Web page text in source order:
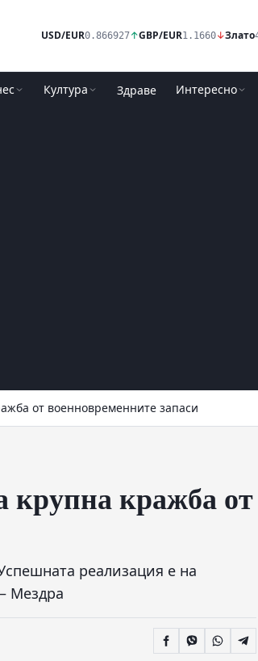
USD/EUR0.866927↑GBP/EUR1.1660↓Злато
Култура Здраве Интересно
от военновременните запаси
крупна кражба от
реализация е на
Мездра